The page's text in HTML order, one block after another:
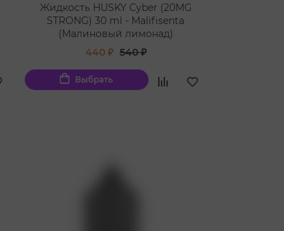
Жидкость HUSKY Cyber (20MG
STRONG) 30 ml - Malifisenta
(Малиновый лимонад)
440 ₽ 540 ₽
Выбрать